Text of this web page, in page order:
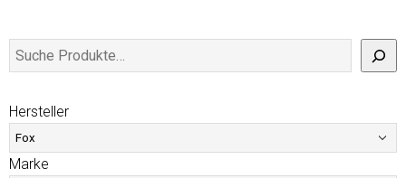
Hersteller
Marke